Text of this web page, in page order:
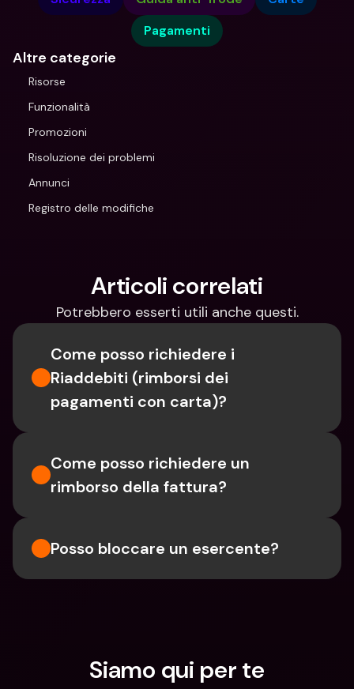
Pagamenti
Altre categorie
Risorse
Funzionalità
Promozioni
Risoluzione dei problemi
Annunci
Registro delle modifiche
Articoli correlati
Potrebbero esserti utili anche questi.
Come posso richiedere i
Riaddebiti (rimborsi dei
pagamenti con carta)?
Come posso richiedere un
rimborso della fattura?
Posso bloccare un esercente?
Siamo qui per te